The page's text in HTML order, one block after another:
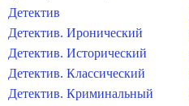
Детектив
Детектив. Иронический
Детектив. Исторический
Детектив. Классический
Детектив. Криминальный